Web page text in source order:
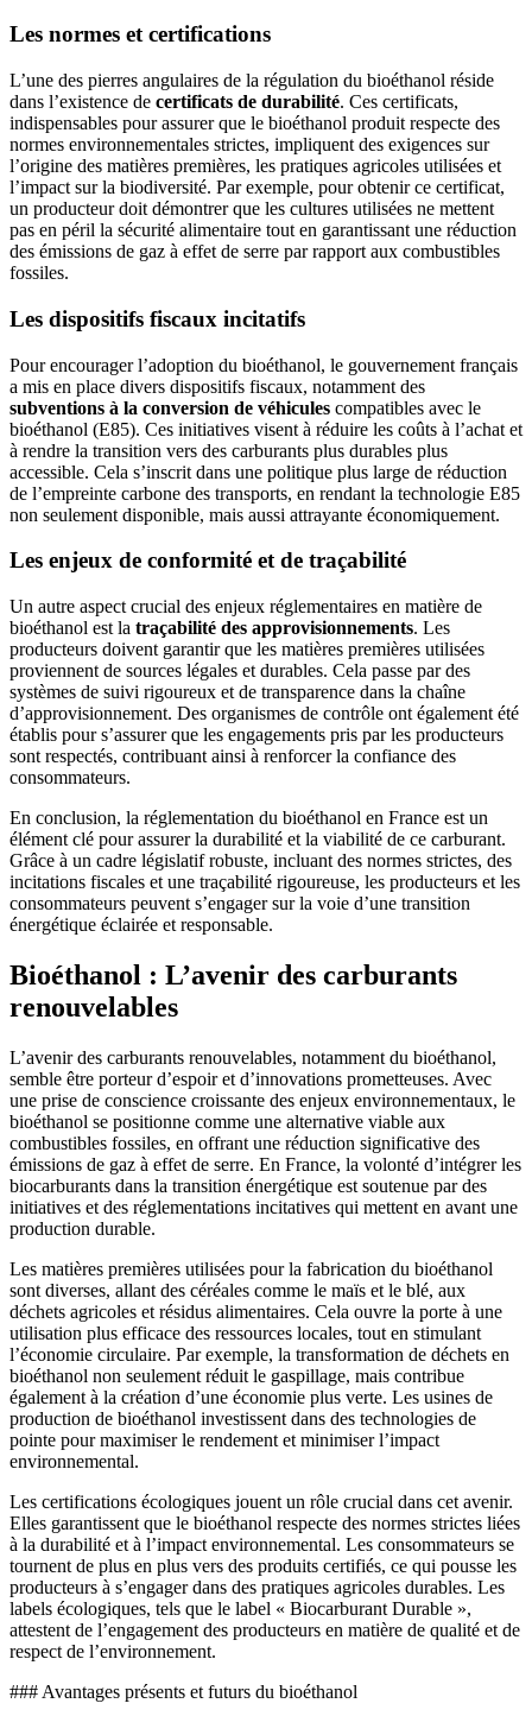
Les normes et certifications
L’une des pierres angulaires de la régulation du bioéthanol réside
dans l’existence de certificats de durabilité. Ces certificats,
indispensables pour assurer que le bioéthanol produit respecte des
normes environnementales strictes, impliquent des exigences sur
l’origine des matières premières, les pratiques agricoles utilisées et
l’impact sur la biodiversité. Par exemple, pour obtenir ce certificat,
un producteur doit démontrer que les cultures utilisées ne mettent
pas en péril la sécurité alimentaire tout en garantissant une réduction
des émissions de gaz à effet de serre par rapport aux combustibles
fossiles.
Les dispositifs fiscaux incitatifs
Pour encourager l’adoption du bioéthanol, le gouvernement français
a mis en place divers dispositifs fiscaux, notamment des
subventions à la conversion de véhicules compatibles avec le
bioéthanol (E85). Ces initiatives visent à réduire les coûts à l’achat et
à rendre la transition vers des carburants plus durables plus
accessible. Cela s’inscrit dans une politique plus large de réduction
de l’empreinte carbone des transports, en rendant la technologie E85
non seulement disponible, mais aussi attrayante économiquement.
Les enjeux de conformité et de traçabilité
Un autre aspect crucial des enjeux réglementaires en matière de
bioéthanol est la traçabilité des approvisionnements. Les
producteurs doivent garantir que les matières premières utilisées
proviennent de sources légales et durables. Cela passe par des
systèmes de suivi rigoureux et de transparence dans la chaîne
d’approvisionnement. Des organismes de contrôle ont également été
établis pour s’assurer que les engagements pris par les producteurs
sont respectés, contribuant ainsi à renforcer la confiance des
consommateurs.
En conclusion, la réglementation du bioéthanol en France est un
élément clé pour assurer la durabilité et la viabilité de ce carburant.
Grâce à un cadre législatif robuste, incluant des normes strictes, des
incitations fiscales et une traçabilité rigoureuse, les producteurs et les
consommateurs peuvent s’engager sur la voie d’une transition
énergétique éclairée et responsable.
Bioéthanol : L’avenir des carburants
renouvelables
L’avenir des carburants renouvelables, notamment du bioéthanol,
semble être porteur d’espoir et d’innovations prometteuses. Avec
une prise de conscience croissante des enjeux environnementaux, le
bioéthanol se positionne comme une alternative viable aux
combustibles fossiles, en offrant une réduction significative des
émissions de gaz à effet de serre. En France, la volonté d’intégrer les
biocarburants dans la transition énergétique est soutenue par des
initiatives et des réglementations incitatives qui mettent en avant une
production durable.
Les matières premières utilisées pour la fabrication du bioéthanol
sont diverses, allant des céréales comme le maïs et le blé, aux
déchets agricoles et résidus alimentaires. Cela ouvre la porte à une
utilisation plus efficace des ressources locales, tout en stimulant
l’économie circulaire. Par exemple, la transformation de déchets en
bioéthanol non seulement réduit le gaspillage, mais contribue
également à la création d’une économie plus verte. Les usines de
production de bioéthanol investissent dans des technologies de
pointe pour maximiser le rendement et minimiser l’impact
environnemental.
Les certifications écologiques jouent un rôle crucial dans cet avenir.
Elles garantissent que le bioéthanol respecte des normes strictes liées
à la durabilité et à l’impact environnemental. Les consommateurs se
tournent de plus en plus vers des produits certifiés, ce qui pousse les
producteurs à s’engager dans des pratiques agricoles durables. Les
labels écologiques, tels que le label « Biocarburant Durable »,
attestent de l’engagement des producteurs en matière de qualité et de
respect de l’environnement.
### Avantages présents et futurs du bioéthanol